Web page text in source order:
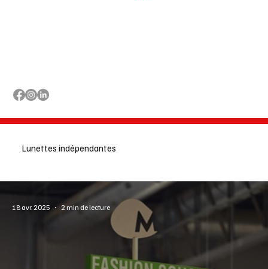
Lunettes indépendantes
18 avr. 2025 2 min de lecture